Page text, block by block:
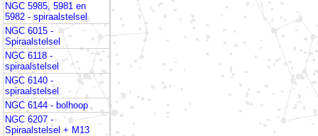
NGC 5985, 5981 en
5982 - spiraalstelsel
NGC 6015 -
Spiraalstelsel
NGC 6118 -
spiraalstelsel
NGC 6140 -
spiraalstelsel
NGC 6144 - bolhoop
NGC 6207 -
Spiraalstelsel + M13